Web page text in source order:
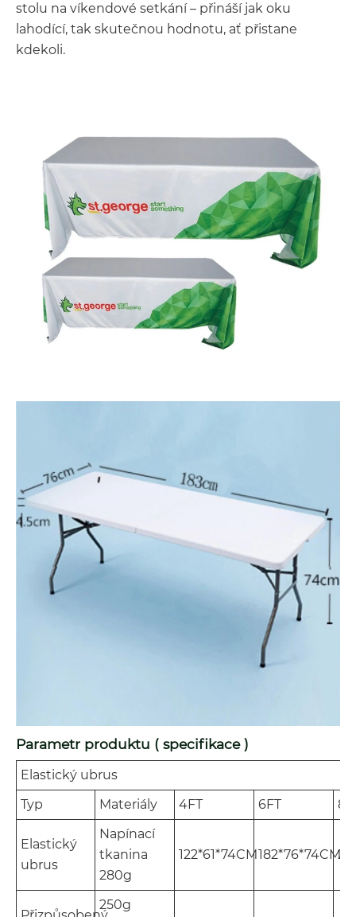
stolu na víkendové setkání – přináší jak oku
lahodící, tak skutečnou hodnotu, ať přistane
kdekoli.
Parametr produktu ( specifikace )
Elastický ubrus
Typ
Materiály 4FT 6FT
Elastický
ubrus
Napínací
tkanina
280g
122*61*74CM182*76*74CM
250g